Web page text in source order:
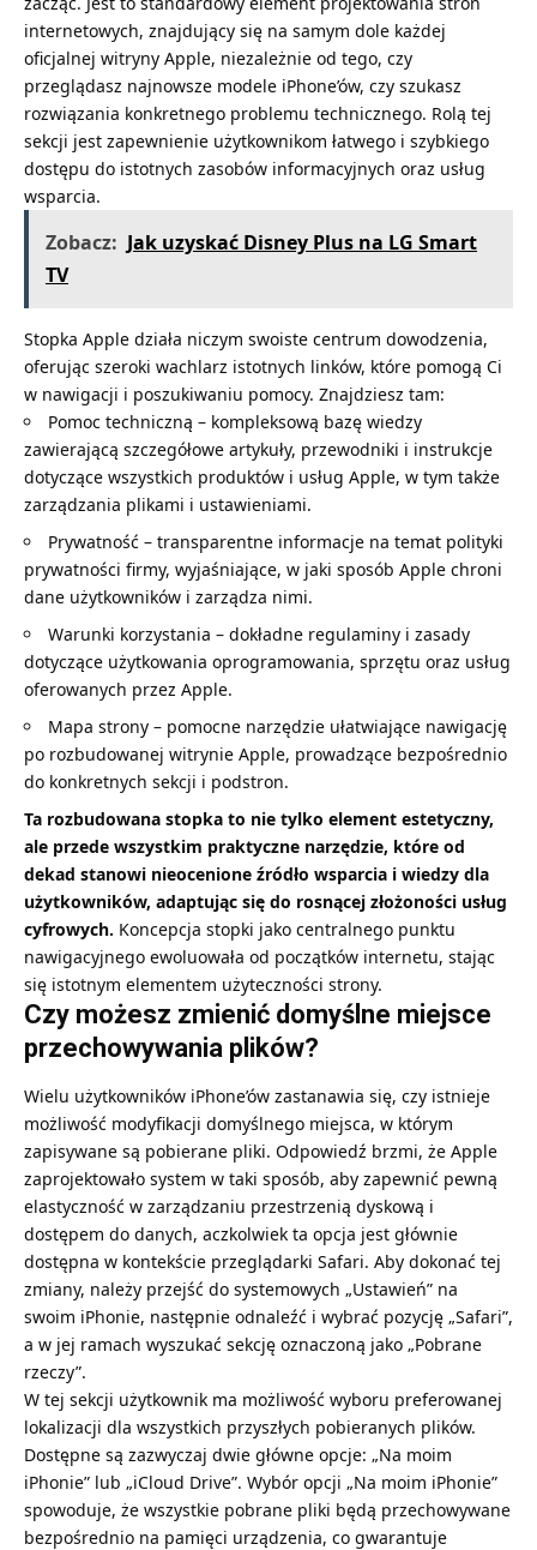
internetowych, znajdujący się na samym dole każdej
oficjalnej witryny Apple, niezależnie od tego, czy
przeglądasz najnowsze modele iPhone’ów, czy szukasz
rozwiązania konkretnego problemu technicznego. Rolą tej
sekcji jest zapewnienie użytkownikom łatwego i szybkiego
dostępu do istotnych zasobów informacyjnych oraz usług
wsparcia.
Zobacz: Jak uzyskać Disney Plus na LG Smart
TV
Stopka Apple działa niczym swoiste centrum dowodzenia,
oferując szeroki wachlarz istotnych linków, które pomogą Ci
w nawigacji i poszukiwaniu pomocy. Znajdziesz tam:
Pomoc techniczną – kompleksową bazę wiedzy
zawierającą szczegółowe artykuły, przewodniki i instrukcje
dotyczące wszystkich produktów i usług Apple, w tym także
zarządzania plikami i ustawieniami.
Prywatność – transparentne informacje na temat polityki
prywatności firmy, wyjaśniające, w jaki sposób Apple chroni
dane użytkowników i zarządza nimi.
Warunki korzystania – dokładne regulaminy i zasady
dotyczące użytkowania oprogramowania, sprzętu oraz usług
oferowanych przez Apple.
Mapa strony – pomocne narzędzie ułatwiające nawigację
po rozbudowanej witrynie Apple, prowadzące bezpośrednio
do konkretnych sekcji i podstron.
Ta rozbudowana stopka to nie tylko element estetyczny,
ale przede wszystkim praktyczne narzędzie, które od
dekad stanowi nieocenione źródło wsparcia i wiedzy dla
użytkowników, adaptując się do rosnącej złożoności usług
cyfrowych. Koncepcja stopki jako centralnego punktu
nawigacyjnego ewoluowała od początków internetu, stając
się istotnym elementem użyteczności strony.
Czy możesz zmienić domyślne miejsce
przechowywania plików?
Wielu użytkowników iPhone’ów zastanawia się, czy istnieje
możliwość modyfikacji domyślnego miejsca, w którym
zapisywane są pobierane pliki. Odpowiedź brzmi, że Apple
zaprojektowało system w taki sposób, aby zapewnić pewną
elastyczność w zarządzaniu przestrzenią dyskową i
dostępem do danych, aczkolwiek ta opcja jest głównie
dostępna w kontekście przeglądarki Safari. Aby dokonać tej
zmiany, należy przejść do systemowych „Ustawień” na
swoim iPhonie, następnie odnaleźć i wybrać pozycję „Safari”,
a w jej ramach wyszukać sekcję oznaczoną jako „Pobrane
rzeczy”.
W tej sekcji użytkownik ma możliwość wyboru preferowanej
lokalizacji dla wszystkich przyszłych pobieranych plików.
Dostępne są zazwyczaj dwie główne opcje: „Na moim
iPhonie” lub „iCloud Drive”. Wybór opcji „Na moim iPhonie”
spowoduje, że wszystkie pobrane pliki będą przechowywane
bezpośrednio na pamięci urządzenia, co gwarantuje